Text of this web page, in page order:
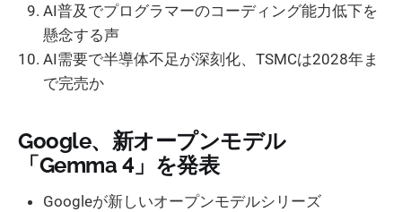
AI普及でプログラマーのコーディング能力低下を
懸念する声
AI需要で半導体不足が深刻化、TSMCは2028年ま
で完売か
Google、新オープンモデル
「Gemma 4」を発表
Googleが新しいオープンモデルシリーズ